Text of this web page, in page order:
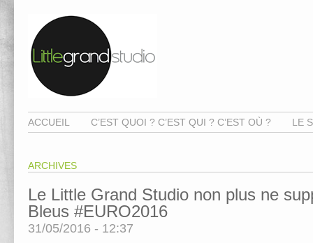
ACCUEIL C’EST QUOI ? C’EST QUI ? C’EST OÙ ? LE
ARCHIVES
Le Little Grand Studio non plus ne
Bleus #EURO2016
31/05/2016 - 12:37